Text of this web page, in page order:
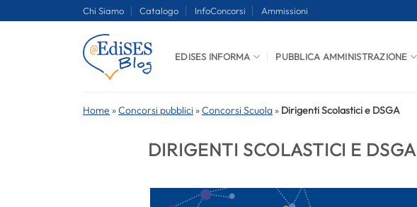
Chi Siamo Catalogo InfoConcorsi Ammissioni
EDISES INFORMA PUBBLICA AMMINISTRAZIONE
Home »Concorsi pubblici »Concorsi Scuola » Dirigenti Scolastici e DSGA
DIRIGENTI SCOLASTICI E DSGA